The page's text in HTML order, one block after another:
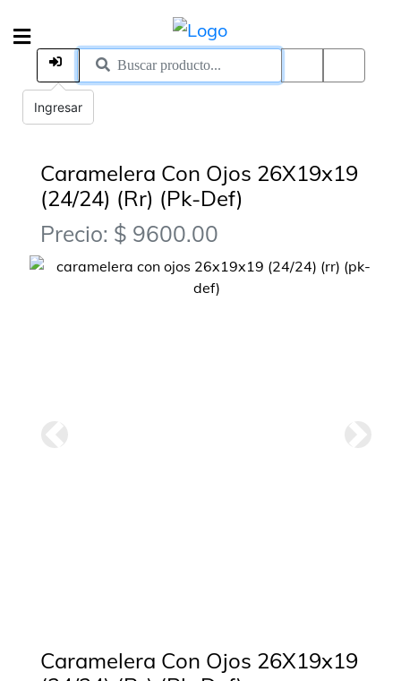
Caramelera Con Ojos 26X19x19
(24/24) (Rr) (Pk-Def)
Precio: $ 9600.00
Caramelera Con Ojos 26X19x19
Ingresar